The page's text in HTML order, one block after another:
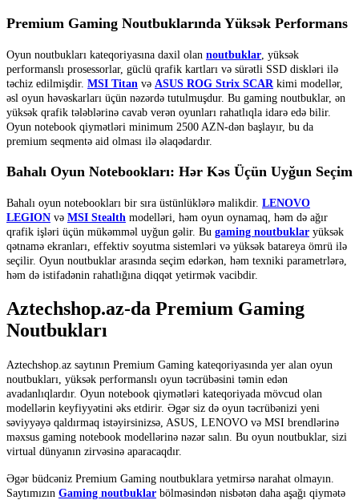
Premium Gaming Noutbuklarında Yüksək Performans
Oyun noutbukları kateqoriyasına daxil olan noutbuklar , yüksək
performanslı prosessorlar, güclü qrafik kartları və sürətli SSD diskləri ilə
təchiz edilmişdir. MSI Titan və ASUS ROG Strix SCAR kimi modellər,
əsl oyun həvəskarları üçün nəzərdə tutulmuşdur. Bu gaming noutbuklar, ən
yüksək qrafik tələblərinə cavab verən oyunları rahatlıqla idarə edə bilir.
Oyun notebook qiymətləri minimum 2500 AZN-dən başlayır, bu da
premium seqmentə aid olması ilə əlaqədardır.
Bahalı Oyun Notebookları: Hər Kəs Üçün Uyğun Seçim
Bahalı oyun notebookları bir sıra üstünlüklərə malikdir. LENOVO
LEGION və MSI Stealth modelləri, həm oyun oynamaq, həm də ağır
qrafik işləri üçün mükəmməl uyğun gəlir. Bu gaming noutbuklar yüksək
qətnamə ekranları, effektiv soyutma sistemləri və yüksək batareya ömrü ilə
seçilir. Oyun noutbuklar arasında seçim edərkən, həm texniki parametrlərə,
həm də istifadənin rahatlığına diqqət yetirmək vacibdir.
Aztechshop.az-da Premium Gaming
Noutbukları
Aztechshop.az saytının Premium Gaming kateqoriyasında yer alan oyun
noutbukları, yüksək performanslı oyun təcrübəsini təmin edən
avadanlıqlardır. Oyun notebook qiymətləri kateqoriyada mövcud olan
modellərin keyfiyyətini əks etdirir. Əgər siz də oyun təcrübənizi yeni
səviyyəyə qaldırmaq istəyirsinizsə, ASUS, LENOVO və MSI brendlərinə
məxsus gaming notebook modellərinə nəzər salın. Bu oyun noutbuklar, sizi
virtual dünyanın zirvəsinə aparacaqdır.
Əgər büdcəniz Premium Gaming noutbuklara yetmirsə narahat olmayın.
Saytımızın Gaming noutbuklar bölməsindən nisbətən daha aşağı qiymətə